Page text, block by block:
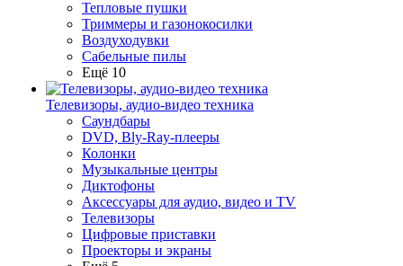
Тепловые пушки
Триммеры и газонокосилки
Воздуходувки
Сабельные пилы
Ещё 10
Телевизоры, аудио-видео техника
Саундбары
DVD, Bly-Ray-плееры
Колонки
Музыкальные центры
Диктофоны
Аксессуары для аудио, видео и TV
Телевизоры
Цифровые приставки
Проекторы и экраны